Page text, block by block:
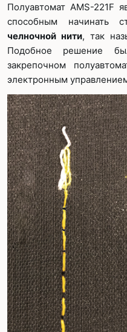
Полуавтомат AMS-221F
способным начинать
челночной нити, так
Подобное решение
закрепочном
электронным